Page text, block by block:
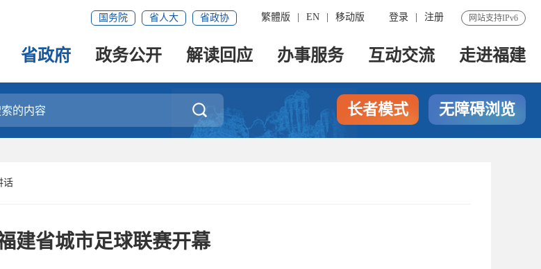
网站支持IPv6
登录 注册
繁體版 EN 移动版
国务院 省人大 省政协
省政府 政务公开 解读回应 办事服务 互动交流 走进福建
 长者模式 无障碍浏览
话
建省城市足球联赛开幕